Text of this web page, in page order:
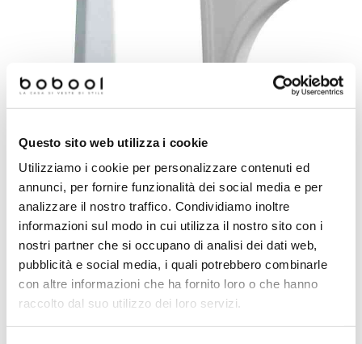
Questo sito web utilizza i cookie
Utilizziamo i cookie per personalizzare contenuti ed
annunci, per fornire funzionalità dei social media e per
analizzare il nostro traffico. Condividiamo inoltre
informazioni sul modo in cui utilizza il nostro sito con i
nostri partner che si occupano di analisi dei dati web,
pubblicità e social media, i quali potrebbero combinarle
con altre informazioni che ha fornito loro o che hanno
raccolto dal suo utilizzo dei loro servizi.
Colonna per lavabo stile
retrò in ceramica bianca -
Arcade, Simas
€ 311,10 € 155,00
Staffa a mensola appoggio
lavabo e consolle bianco in
ceramica Simas
€ 193,98 € 134,02